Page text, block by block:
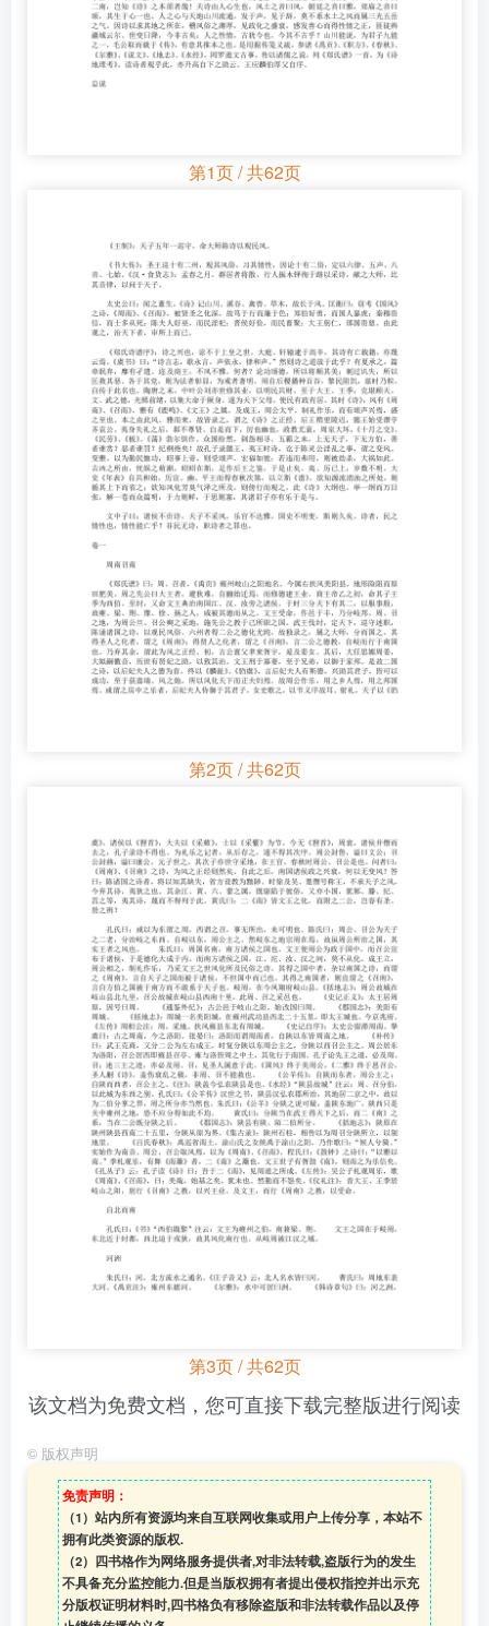
第1页 / 共62页
第2页 / 共62页
第3页 / 共62页
该文档为免费文档，您可直接下载完整版进行阅读
© 版权声明
免责声明：
（1）站内所有资源均来自互联网收集或用户上传分享，本站不
拥有此类资源的版权.
（2）四书格作为网络服务提供者,对非法转载,盗版行为的发生
不具备充分监控能力.但是当版权拥有者提出侵权指控并出示充
分版权证明材料时,四书格负有移除盗版和非法转载作品以及停